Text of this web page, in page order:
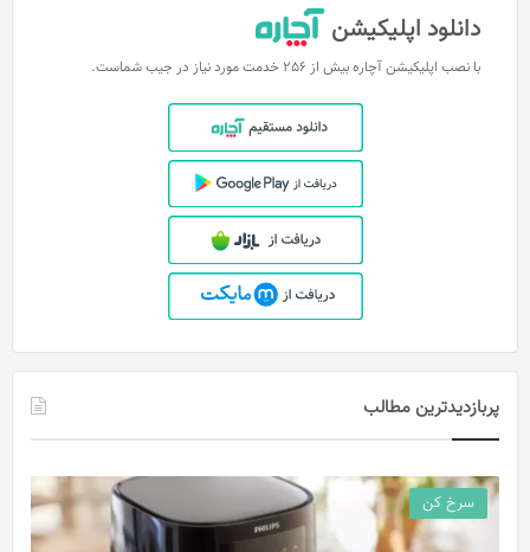
دانلود اپلیکیشن
با نصب اپلیکیشن آچاره بیش از 256 خدمت مورد نیاز در جیب شماست.
پربازدیدترین مطالب
سرخ کن